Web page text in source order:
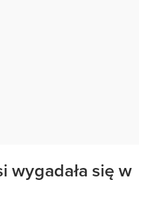
wygadała się w